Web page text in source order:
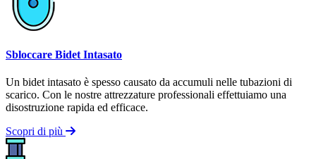
Sbloccare Bidet Intasato
Un bidet intasato è spesso causato da accumuli nelle tubazioni di
scarico. Con le nostre attrezzature professionali effettuiamo una
disostruzione rapida ed efficace.
Scopri di più